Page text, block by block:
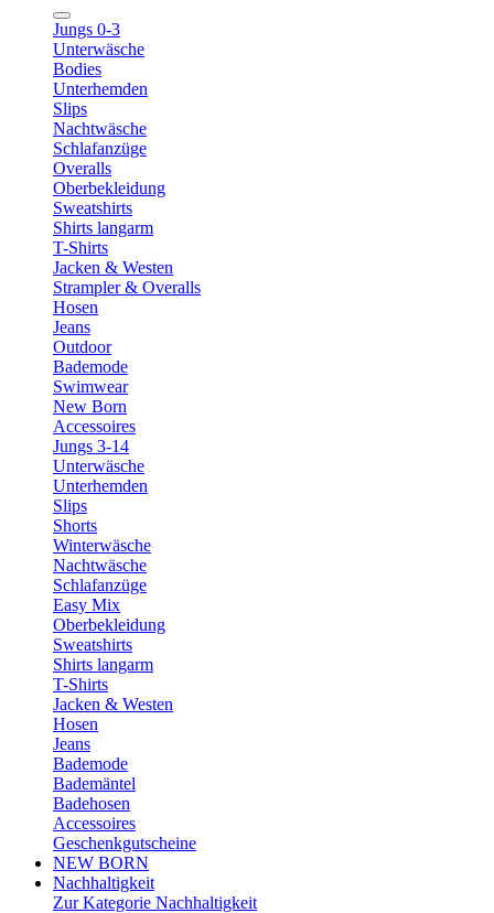
Jungs 0-3
Unterwäsche
Bodies
Unterhemden
Slips
Nachtwäsche
Schlafanzüge
Overalls
Oberbekleidung
Sweatshirts
Shirts langarm
T-Shirts
Jacken & Westen
Strampler & Overalls
Hosen
Jeans
Outdoor
Bademode
Swimwear
New Born
Accessoires
Jungs 3-14
Unterwäsche
Unterhemden
Slips
Shorts
Winterwäsche
Nachtwäsche
Schlafanzüge
Easy Mix
Oberbekleidung
Sweatshirts
Shirts langarm
T-Shirts
Jacken & Westen
Hosen
Jeans
Bademode
Bademäntel
Badehosen
Accessoires
Geschenkgutscheine
NEW BORN
Nachhaltigkeit
Zur Kategorie Nachhaltigkeit